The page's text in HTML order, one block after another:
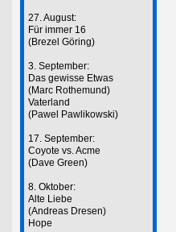
27. August:
Für immer 16
(Brezel Göring)
3. September:
Das gewisse Etwas
(Marc Rothemund)
Vaterland
(Pawel Pawlikowski)
17. September:
Coyote vs. Acme
(Dave Green)
8. Oktober:
Alte Liebe
(Andreas Dresen)
Hope